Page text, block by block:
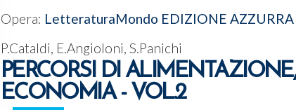
Opera: LetteraturaMondo EDIZIONE AZZURRA
P.Cataldi, E.Angioloni, S.Panichi
PERCORSI DI
ECONOMIA - VOL.2